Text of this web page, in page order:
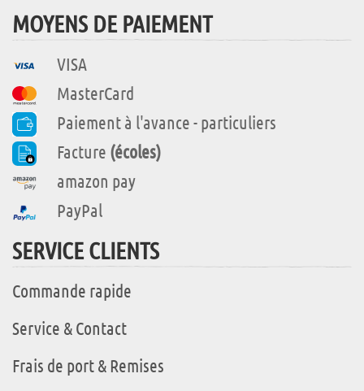
MOYENS DE PAIEMENT
VISA
MasterCard
Paiement à l'avance - particuliers
Facture (écoles)
amazon pay
PayPal
SERVICE CLIENTS
Commande rapide
Service & Contact
Frais de port & Remises